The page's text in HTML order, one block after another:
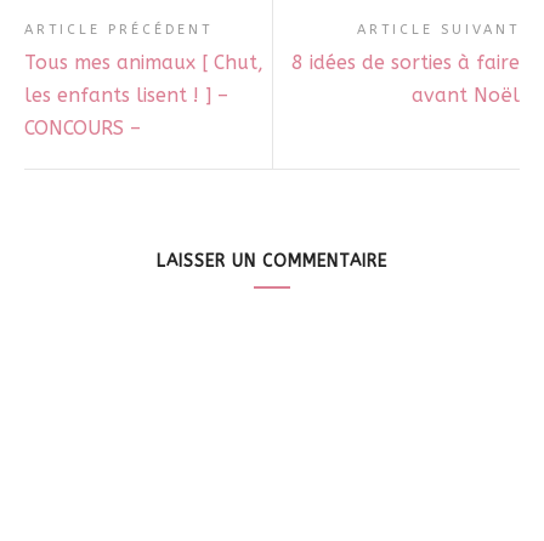
ARTICLE PRÉCÉDENT
Tous mes animaux [ Chut,
les enfants lisent ! ] –
CONCOURS –
ARTICLE SUIVANT
8 idées de sorties à faire
avant Noël
LAISSER UN COMMENTAIRE